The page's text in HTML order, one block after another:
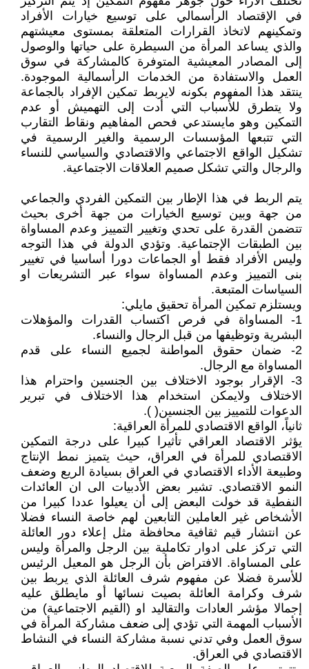
في الإقتصاد الرأسمالي على توسيع خيارات الأفراد
وتمكينهم لاتخاذ القرارات المتعلقة بمستوى معيشتهم
والذي يساعد المرأة من السيطرة على حياتها والوصول
إلى المصادر المعيشية المتوفرة كالمشاركة في سوق
العمل والاستفادة من الخدمات الرأسمالية الموجودة.
ينتقد هذا المفهوم بكونه لايربط تمكين الإفراد بالجماعة
ولا يتطرق للأسباب التي أدت إلى التهميش أو عدم
التمكين وهو مايستدعي فحص المفاهيم ونقاط التقارب
التي تتبعها المؤسسات الرسمية والغير الرسمية في
تشكيل الواقع الاجتماعي والاقتصادي والسياسي للنساء
والرجال والتي تشكل صميم العلاقات الاجتماعية.
يتم الربط في هذا الإطار بين التمكين الفردي والجماعي
من جهة وبين توسيع الخيارات من جهة أخرى بحيث
تتضمن القدرة على تحدي وتغيير التمييز وعدم المساواة
بين الطبقات الإجتماعية. وتؤدي الدولة في هذا التوجه
وليس الأفراد فقط أو الجماعات دورا أساسيا في تغيير
بنى التمييز وعدم المساواة سواء عبر التشريعات او
السياسات المتبعة.
ويستلزم تمكين المرأة تحقيق مايلي:
1- المساواة في فرص اكتساب القدرات والمؤهلات
البشرية وتوظيفها من قبل الرجال والنساء.
2- ضمان حقوق المواطنة لجميع النساء على قدم
المساواة مع الرجال.
3- الإقرار بوجود الاختلاف بين الجنسين واحترام هذا
الاختلاف ولايمكن استخدام هذا الاختلاف في تبرير
الدعوات للتمييز بين الجنسين( ).
ثانياً، الواقع الاقتصادي للمرأة العراقية:
يؤثر الاقتصاد العراقي تأثيرا كبيرا على درجة التمكين
الاقتصادي للمرأة في العراق، حيث يتميز نمط الإنتاج
وطبيعة الأداء الاقتصادي في العراق بسيادة الريع وضعف
النمو الاقتصادي. تشير بعض الأدبيات الى ان العائدات
النفطية قد خولت البعض إلى أن يعيلوا عددا كبيرا من
الأشخاص غير العاملين التابعين لهم خاصة النساء فضلا
عن انتشار قيم ثقافية محافظة مثل إعلاء دور العائلة
التي تركز على ادوار تكاملية بين الرجل والمرأة وليس
على المساواة. الافتراض بأن الرجل هو المعيل الرئيس
للأسرة فضلا عن مفهوم شرف العائلة الذي يربط بين
شرف وكرامة العائلة بصيت نسائها أو مايطلق عليه
إجمالا مؤشر العادات والتقاليد او (القيم الاجتماعية) من
الأسباب المهمة التي تؤدي إلى ضعف مشاركة المرأة في
سوق العمل وفي تدني نسبة مشاركة النساء في النشاط
الاقتصادي في العراق.